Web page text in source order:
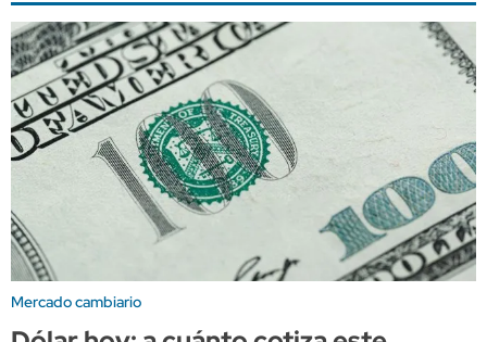
Mercado cambiario